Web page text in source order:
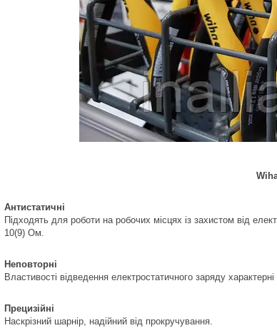
Антистатичні
Підходять для роботи на робочих місцях із захистом від
10(9) Ом.
Неповторні
Властивості відведення електростатичного заряду
Прецизійні
Наскрізний шарнір, надійний від прокручування.